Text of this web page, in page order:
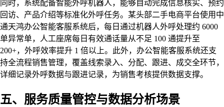
同时，系统配备智能外呼机器人，能够自动完成信息核实、预约
回访、产品介绍等标准化外呼任务。某头部二手电商平台使用中
通天鸿办公智能客服系统后，每日通过机器人外呼处理约 6000
单异常单，人工座席每日有效通话量从不足 100 通提升至
200+，外呼效率提升 1 倍以上。此外，办公智能客服系统还支
持全流程销售管理，覆盖线索录入、分配、跟进、成交全环节，
详细记录外呼数据与跟进记录，为销售考核提供数据支撑。
五、服务质量管控与数据分析场景